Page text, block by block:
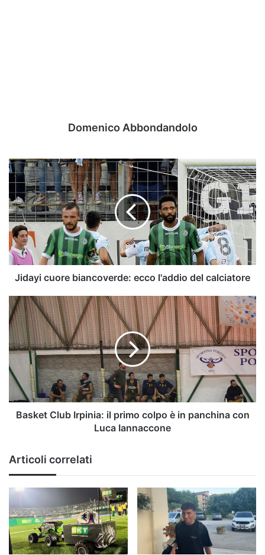
Domenico Abbondandolo
Jidayi
cuore
biancoverde:
ecco
l'addio
del
calciatore
Jidayi cuore biancoverde: ecco l'addio del calciatore
Basket
Club
Irpinia:
il
primo
colpo
è
panchina
conBasket Club Irpinia: il primo colpo è in panchina con
Luca Iannaccone
Articoli correlati